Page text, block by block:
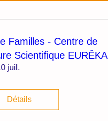
Familles - Centre de
Scientifique EURÊKA
juil.
Détails